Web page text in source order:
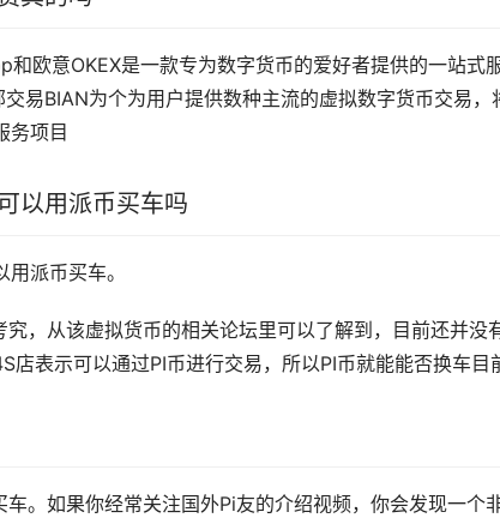
和欧意OKEX是一款专为数字货币的爱好者提供的一站式
易BIAN为个为用户提供数种主流的虚拟数字货币交易
务项目
以用派币买车吗
派币买车。
究，从该虚拟货币的相关论坛里可以了解到，目前还并
表示可以通过PI币进行交易，所以PI币就能能否换车目
。如果你经常关注国外Pi友的介绍视频，你会发现一个